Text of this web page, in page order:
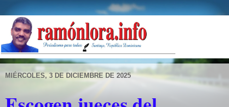
MIÉRCOLES, 3 DE DICIEMBRE DE 2025